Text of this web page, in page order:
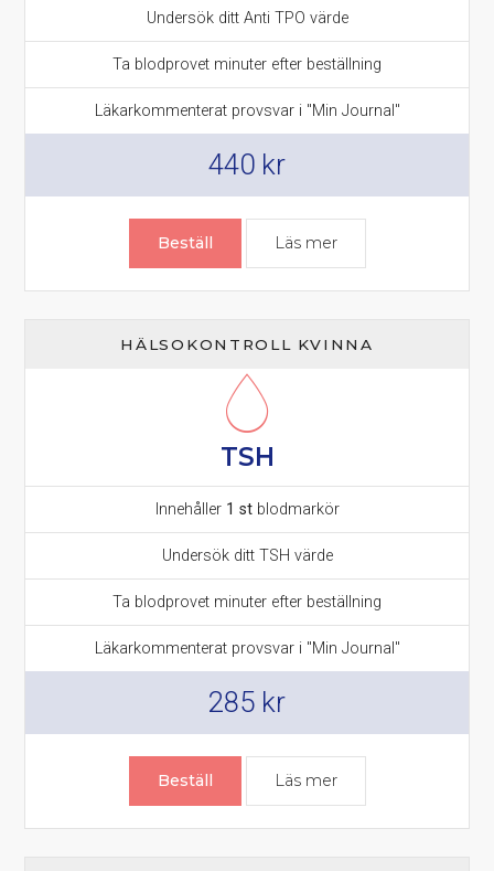
Undersök ditt Anti TPO värde
Ta blodprovet minuter efter beställning
Läkarkommenterat provsvar i "Min Journal"
440 kr
Beställ Läs merom Anti TPO prov
HÄLSOKONTROLL KVINNA
TSH
Innehåller 1 stblodmarkör
Undersök ditt TSH värde
Ta blodprovet minuter efter beställning
Läkarkommenterat provsvar i "Min Journal"
285 kr
Beställ Läs merom TSH prov –